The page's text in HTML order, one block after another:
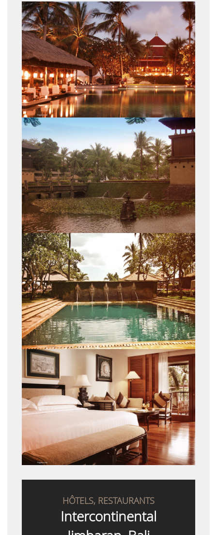
HÔTELS, RESTAURANTS
Intercontinental